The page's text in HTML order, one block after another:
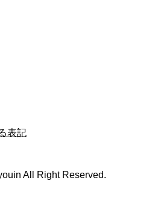
表記
All Right Reserved.